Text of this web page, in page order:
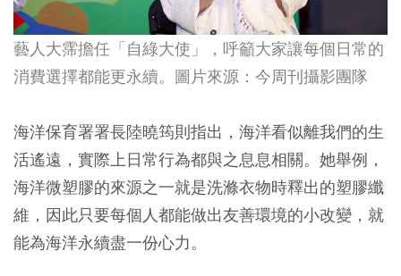
藝人大霈擔任「自綠大使」，呼籲大家讓每個日常的
消費選擇都能更永續。圖片來源：今周刊攝影團隊
海洋保育署署長陸曉筠則指出，海洋看似離我們的生
活遙遠，實際上日常行為都與之息息相關。她舉例，
海洋微塑膠的來源之一就是洗滌衣物時釋出的塑膠纖
維，因此只要每個人都能做出友善環境的小改變，就
能為海洋永續盡一份心力。